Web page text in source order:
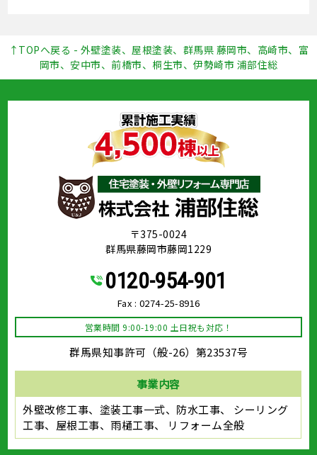
↑TOPへ戻る - 外壁塗装、屋根塗装、群馬県 藤岡市、高崎市、富
岡市、安中市、前橋市、桐生市、伊勢崎市 浦部住総
〒375-0024
群馬県藤岡市藤岡1229
0120-954-901
Fax : 0274-25-8916
営業時間 9:00-19:00 土日祝も対応！
群馬県知事許可（般-26）第23537号
事業内容
外壁改修工事、塗装工事⼀式、防水工事、
シーリング
工事、屋根工事、雨樋工事、
リフォーム全般